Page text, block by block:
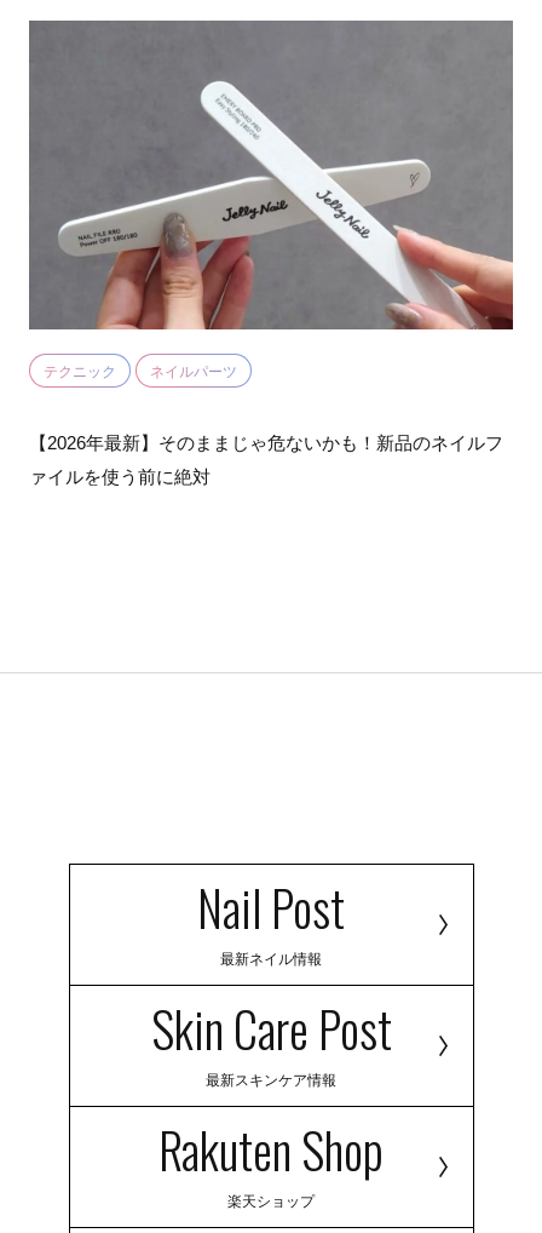
テクニック ネイルパーツ
【2026年最新】そのままじゃ危ないかも！新品のネイルフ
ァイルを使う前に絶対
Nail Post
最新ネイル情報
Skin Care Post
最新スキンケア情報
Rakuten Shop
楽天ショップ